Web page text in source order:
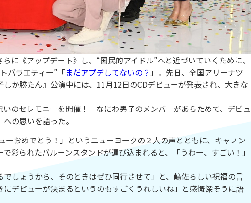
に《アップデート》し、“国民的アイドル”へと近づいていくために、
バラエティー”「まだアプデしてないの？ 」。先日、全国アリーナツ
か勝たん』公演中には、11月12日のCDデビューが発表され、大きな
のセレモニーを開催！ なにわ男子のメンバーがあらためて、デビュ
の思いを語った。
おめでとう！」というニューヨークの２人の声とともに、キャノン
られたバルーンスタンドが運び込まれると、「うわー、すごい！」
しょうから、そのときはぜひ同行させて」と、嶋佐らしい祝福の言
デビューが決まるというのもすごくうれしいね」と感慨深そうに語